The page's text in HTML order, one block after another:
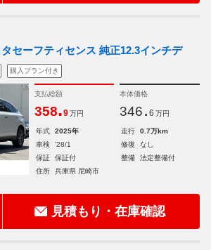
セーフティセンス 純正12.3インチデ
購入プラン付き
支払総額
358.9 万円
本体価格
346. 6 万円
年式 2025年 走行
0.7万km
車検
'28/1 修復
なし
保証
保証付 整備
法定整備付
住所
兵庫県 尼崎市
見積もり・在庫確認